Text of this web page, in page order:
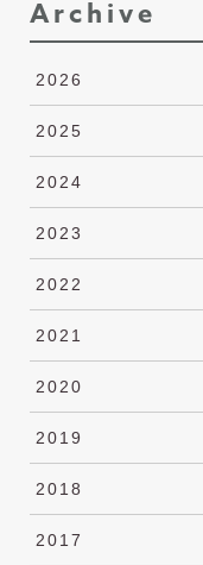
Archive
2026
2025
2024
2023
2022
2021
2020
2019
2018
2017